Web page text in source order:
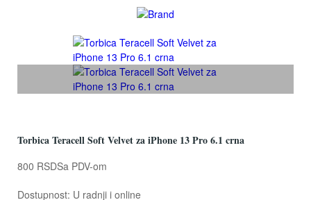
Torbica Teracell Soft Velvet za iPhone 13 Pro 6.1 crna
800 RSDSa PDV-om
Dostupnost: U radnji i online